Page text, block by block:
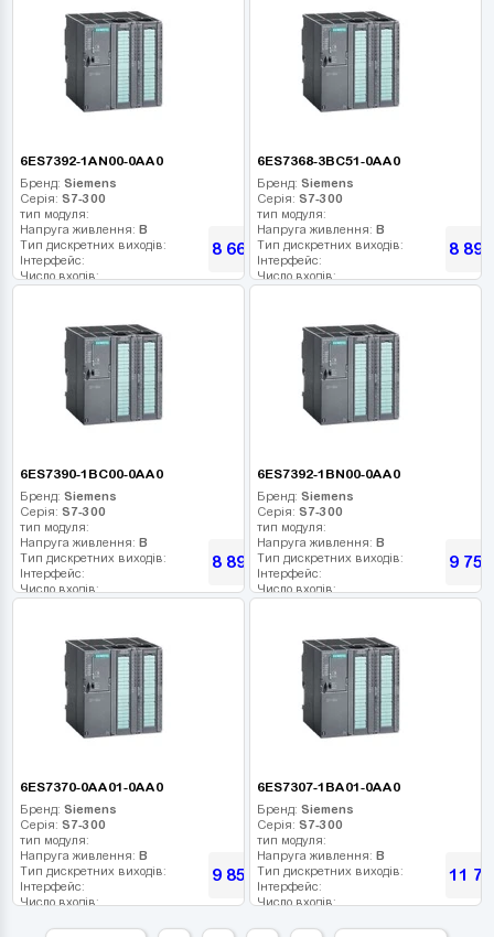
Число дискретних виходів:
Число високочастотних виходів:
Число дискретних виходів:
Число високочастотних виходів:
6ES7392-1AN00-0AA0
Бренд: Siemens
Серія: S7-300
тип модуля:
Напруга живлення: В
Тип дискретних виходів:
Інтерфейс:
Число входів:
Число дискретних виходів:
Число високочастотних виходів:
8 660 грн
6ES7368-3BC51-0AA0
Бренд: Siemens
Серія: S7-300
тип модуля:
Напруга живлення: В
Тип дискретних виходів:
Інтерфейс:
Число входів:
Число дискретних виходів:
Число високочастотних виходів:
8 894
6ES7390-1BC00-0AA0
Бренд: Siemens
Серія: S7-300
тип модуля:
Напруга живлення: В
Тип дискретних виходів:
Інтерфейс:
Число входів:
Число дискретних виходів:
Число високочастотних виходів:
8 894 грн
6ES7392-1BN00-0AA0
Бренд: Siemens
Серія: S7-300
тип модуля:
Напруга живлення: В
Тип дискретних виходів:
Інтерфейс:
Число входів:
Число дискретних виходів:
Число високочастотних виходів:
9 754
6ES7370-0AA01-0AA0
Бренд: Siemens
Серія: S7-300
тип модуля:
Напруга живлення: В
Тип дискретних виходів:
Інтерфейс:
Число входів:
USB порт:
9 850 грн
6ES7307-1BA01-0AA0
Бренд: Siemens
Серія: S7-300
тип модуля:
Напруга живлення: В
Тип дискретних виходів:
Інтерфейс:
Число входів:
USB порт:
11